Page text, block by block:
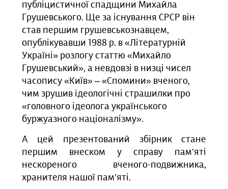
публіцистичної спадщини Михайла
Грушевського. Ще за існування СРСР він
став першим грушевськознавцем,
опублікувавши 1988 р. в «Літературній
Україні» розлогу статтю «Михайло
Грушевський», а невдовзі в низці чисел
часопису «Київ» – «Спомини» вченого,
чим зрушив ідеологічні страшилки про
«головного ідеолога українського
буржуазного націоналізму».
А цей презентований збірник стане
першим внеском у справу пам’яті
нескореного вченого-подвижника,
хранителя нашої пам’яті.